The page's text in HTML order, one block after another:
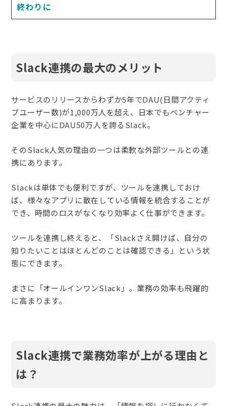
終わりに
Slack連携の最大のメリット
サービスのリリースからわずか5年でDAU(日間アクティ
ブユーザー数)が1,000万人を超え、日本でもベンチャー
企業を中心にDAU50万人を誇るSlack。
そのSlack人気の理由の一つは柔軟な外部ツールとの連
携にあります。
Slackは単体でも便利ですが、ツールを連携しておけ
ば、様々なアプリに散在している情報を統合することが
でき、時間のロスがなくなり効率よく仕事ができます。
ツールを連携し終えると、「Slackさえ開けば、自分の
知りたいことはほとんどのことは確認できる」という状
態にできます。
まさに「オールインワンSlack」。業務の効率も飛躍的
に高まります。
Slack連携で業務効率が上がる理由と
は？